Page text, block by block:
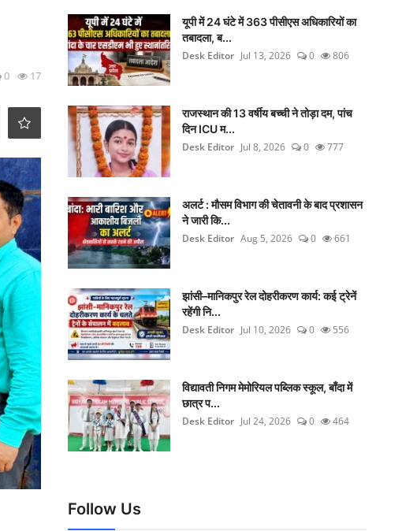
0 17
यूपी में 24 घंटे में 363 पीसीएस अधिकारियों का
तबादला, ब...
Desk Editor Jul 13, 2026 0 806
राजस्थान की 13 वर्षीय बच्ची ने तोड़ा दम, पांच
दिन ICU म...
Desk Editor Jul 8, 2026 0 777
अलर्ट : मौसम विभाग की चेतावनी के बाद प्रशासन
ने जारी कि...
Desk Editor Aug 5, 2026 0 661
झांसी–मानिकपुर रेल दोहरीकरण कार्य: कई ट्रेनें
रहेंगी नि...
Desk Editor Jul 10, 2026 0 556
विद्यावती निगम मेमोरियल पब्लिक स्कूल, बाँदा में
छात्र प...
Desk Editor Jul 24, 2026 0 464
Follow Us